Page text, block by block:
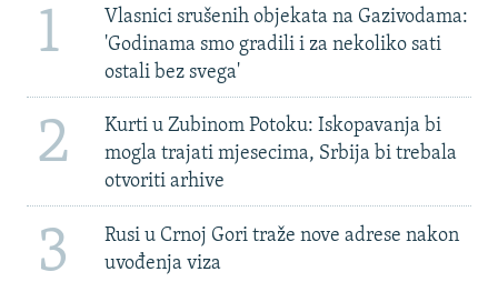
1
Vlasnici srušenih objekata na Gazivodama:
'Godinama smo gradili i za nekoliko sati
ostali bez svega'
2
Kurti u Zubinom Potoku: Iskopavanja bi
mogla trajati mjesecima, Srbija bi trebala
otvoriti arhive
3
Rusi u Crnoj Gori traže nove adrese nakon
uvođenja viza